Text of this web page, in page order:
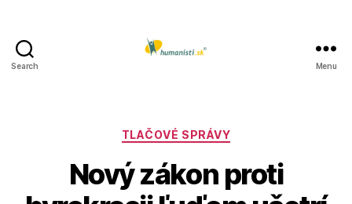
Search Menu
Kategórie
TLAČOVÉ SPRÁVY
Nový zákon proti